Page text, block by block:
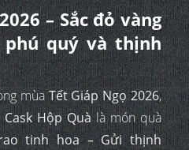
– Sắc đỏ vàng
quý và thịnh
mùaTết Giáp Ngọ 2026,
Hộp Quàlà món quà
tinh hoa – Gửi thịnh